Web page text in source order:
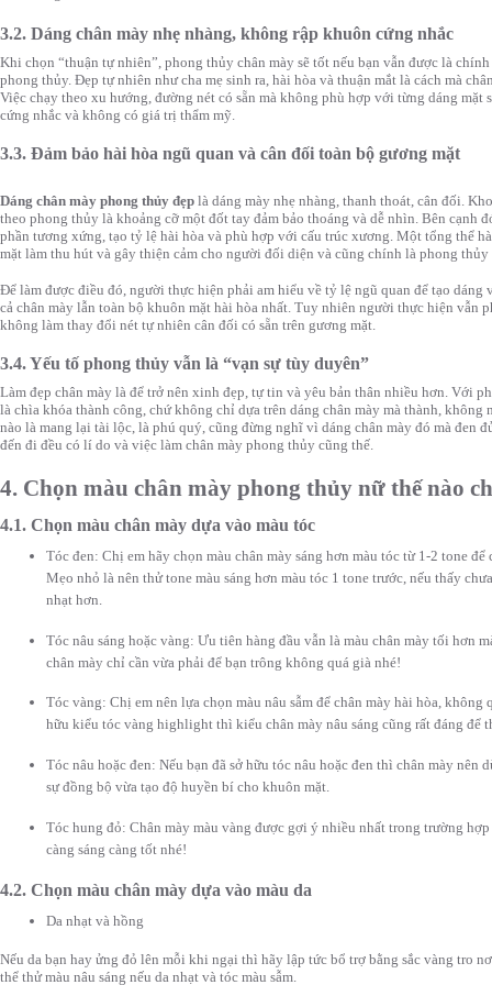
3.2. Dáng chân mày nhẹ nhàng, không rập khuôn cứng nhắc
Khi chọn “thuận tự nhiên”, phong thủy chân mày sẽ tốt nếu bạn vẫn được là
phong thủy. Đẹp tự nhiên như cha mẹ sinh ra, hài hòa và thuận mắt là cách mà
Việc chạy theo xu hướng, đường nét có sẵn mà không phù hợp với từng dáng mặt
cứng nhắc và không có giá trị thẩm mỹ.
3.3. Đảm bảo hài hòa ngũ quan và cân đối toàn bộ gương mặt
Dáng chân mày phong thủy đẹp là dáng mày nhẹ nhàng, thanh thoát, cân đối.
theo phong thủy là khoảng cỡ một đốt tay đảm bảo thoáng và dễ nhìn. Bên cạnh
phần tương xứng, tạo tỷ lệ hài hòa và phù hợp với cấu trúc xương. Một tổng thể
mặt làm thu hút và gây thiện cảm cho người đối diện và cũng chính là phong thủy
Để làm được điều đó, người thực hiện phải am hiểu về tỷ lệ ngũ quan để tạo dáng
cả chân mày lẫn toàn bộ khuôn mặt hài hòa nhất. Tuy nhiên người thực hiện vẫn
không làm thay đổi nét tự nhiên cân đối có sẵn trên gương mặt.
3.4. Yếu tố phong thủy vẫn là “vạn sự tùy duyên”
Làm đẹp chân mày là để trở nên xinh đẹp, tự tin và yêu bản thân nhiều hơn. Với
là chìa khóa thành công, chứ không chỉ dựa trên dáng chân mày mà thành, không
nào là mang lại tài lộc, là phú quý, cũng đừng nghĩ vì dáng chân mày đó mà đen
đến đi đều có lí do và việc làm chân mày phong thủy cũng thế.
4. Chọn màu chân mày phong thủy nữ thế nào
4.1. Chọn màu chân mày dựa vào màu tóc
Tóc đen: Chị em hãy chọn màu chân mày sáng hơn màu tóc từ 1-2 tone
Mẹo nhỏ là nên thử tone màu sáng hơn màu tóc 1 tone trước, nếu thấy
nhạt hơn.
Tóc nâu sáng hoặc vàng: Ưu tiên hàng đầu vẫn là màu chân mày tối hơn
chân mày chỉ cần vừa phải để bạn trông không quá già nhé!
Tóc vàng: Chị em nên lựa chọn màu nâu sẫm để chân mày hài hòa, không
hữu kiểu tóc vàng highlight thì kiểu chân mày nâu sáng cũng rất đáng để
Tóc nâu hoặc đen: Nếu bạn đã sở hữu tóc nâu hoặc đen thì chân mày nên
sự đồng bộ vừa tạo độ huyền bí cho khuôn mặt.
Tóc hung đỏ: Chân mày màu vàng được gợi ý nhiều nhất trong trường
càng sáng càng tốt nhé!
4.2. Chọn màu chân mày dựa vào màu da
Da nhạt và hồng
Nếu da bạn hay ửng đỏ lên mỗi khi ngại thì hãy lập tức bổ trợ bằng sắc vàng tro
thể thử màu nâu sáng nếu da nhạt và tóc màu sẫm.